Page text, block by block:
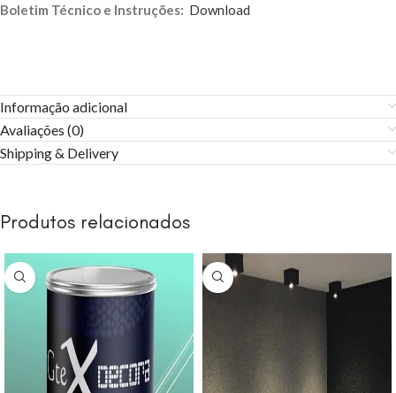
Boletim Técnico e Instruções: Download
Informação adicional
Avaliações (0)
Shipping & Delivery
Produtos relacionados